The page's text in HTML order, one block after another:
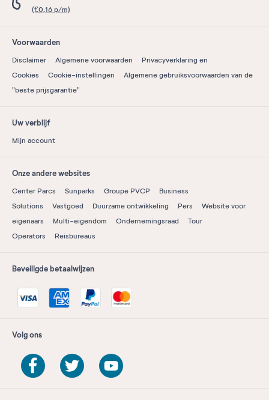
(€0,16 p/m)
Voorwaarden
Disclaimer Algemene voorwaarden
Privacyverklaring en
Cookies
Cookie-instellingen
Algemene gebruiksvoorwaarden van de
"beste prijsgarantie"
Uw verblijf
Mijn account
Onze andere websites
Center Parcs Sunparks Groupe PVCP
Business
Solutions
Vastgoed Duurzame ontwikkeling Pers
Website voor
eigenaars
Multi-eigendom Ondernemingsraad
Tour
Operators
Reisbureaus
Beveiligde betaalwijzen
Volg ons